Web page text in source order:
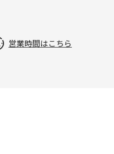
営業時間はこちら